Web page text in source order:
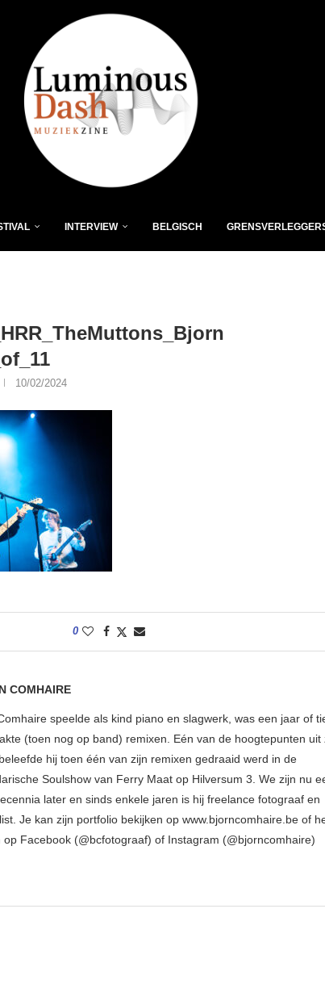
INTERVIEW BELGISCH
10/02/2024
0
COMHAIRE
speelde als kind piano en slagwerk, was een jaar of
(toen nog op band) remixen. Eén van de hoogtepunten uit
hij toen één van zijn remixen gedraaid werd in de
Soulshow van Ferry Maat op Hilversum 3. We zijn nu
later en sinds enkele jaren is hij freelance fotograaf en
Je kan zijn portfolio bekijken op www.bjorncomhaire.be of
op Facebook (@bcfotograaf) of Instagram (@bjorncomhaire)